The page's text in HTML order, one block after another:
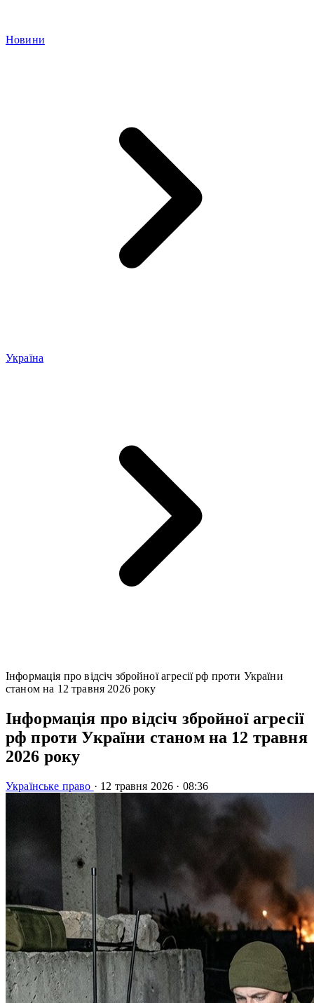
Новини
Україна
Інформація про відсіч збройної агресії рф проти України
станом на 12 травня 2026 року
Інформація про відсіч збройної агресії
рф проти України станом на 12 травня
2026 року
Українське право · 12 травня 2026 · 08:36